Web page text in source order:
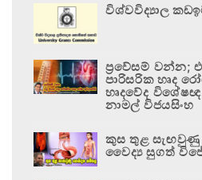
විශ්වවිද්‍යාල
ප්‍රවේසම් වන්න;
පාරිසරික හෘද
හෘදවේද
නාමල් විජයසිංහ
කුස තුළ
වෛද්‍ය සුගත්